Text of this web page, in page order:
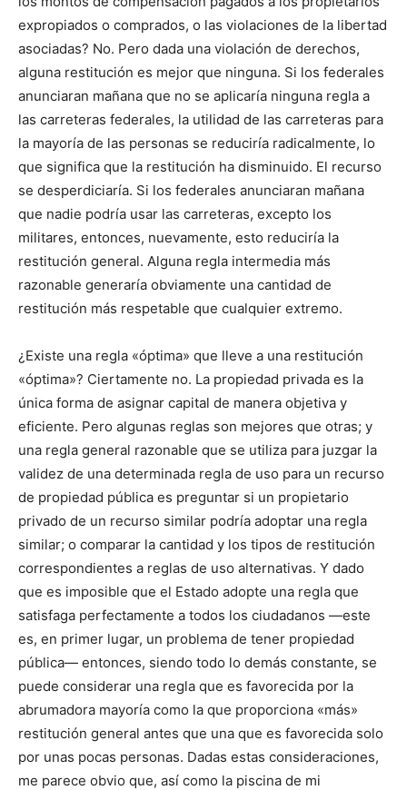
expropiados o comprados, o las violaciones de la libertad
asociadas? No. Pero dada una violación de derechos,
alguna restitución es mejor que ninguna. Si los federales
anunciaran mañana que no se aplicaría ninguna regla a
las carreteras federales, la utilidad de las carreteras para
la mayoría de las personas se reduciría radicalmente, lo
que significa que la restitución ha disminuido. El recurso
se desperdiciaría. Si los federales anunciaran mañana
que nadie podría usar las carreteras, excepto los
militares, entonces, nuevamente, esto reduciría la
restitución general. Alguna regla intermedia más
razonable generaría obviamente una cantidad de
restitución más respetable que cualquier extremo.
¿Existe una regla «óptima» que lleve a una restitución
«óptima»? Ciertamente no. La propiedad privada es la
única forma de asignar capital de manera objetiva y
eficiente. Pero algunas reglas son mejores que otras; y
una regla general razonable que se utiliza para juzgar la
validez de una determinada regla de uso para un recurso
de propiedad pública es preguntar si un propietario
privado de un recurso similar podría adoptar una regla
similar; o comparar la cantidad y los tipos de restitución
correspondientes a reglas de uso alternativas. Y dado
que es imposible que el Estado adopte una regla que
satisfaga perfectamente a todos los ciudadanos —este
es, en primer lugar, un problema de tener propiedad
pública— entonces, siendo todo lo demás constante, se
puede considerar una regla que es favorecida por la
abrumadora mayoría como la que proporciona «más»
restitución general antes que una que es favorecida solo
por unas pocas personas. Dadas estas consideraciones,
me parece obvio que, así como la piscina de mi